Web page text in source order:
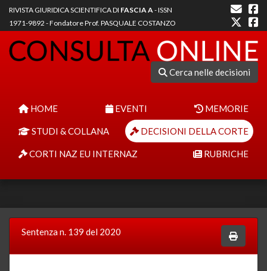
RIVISTA GIURIDICA SCIENTIFICA DI FASCIA A- ISSN
1971-9892 - Fondatore Prof. PASQUALE COSTANZO
Cerca nelle decisioni
HOME EVENTI MEMORIE
STUDI & COLLANA DECISIONI DELLA CORTE
CORTI NAZ EU INTERNAZ RUBRICHE
Sentenza n. 139 del 2020